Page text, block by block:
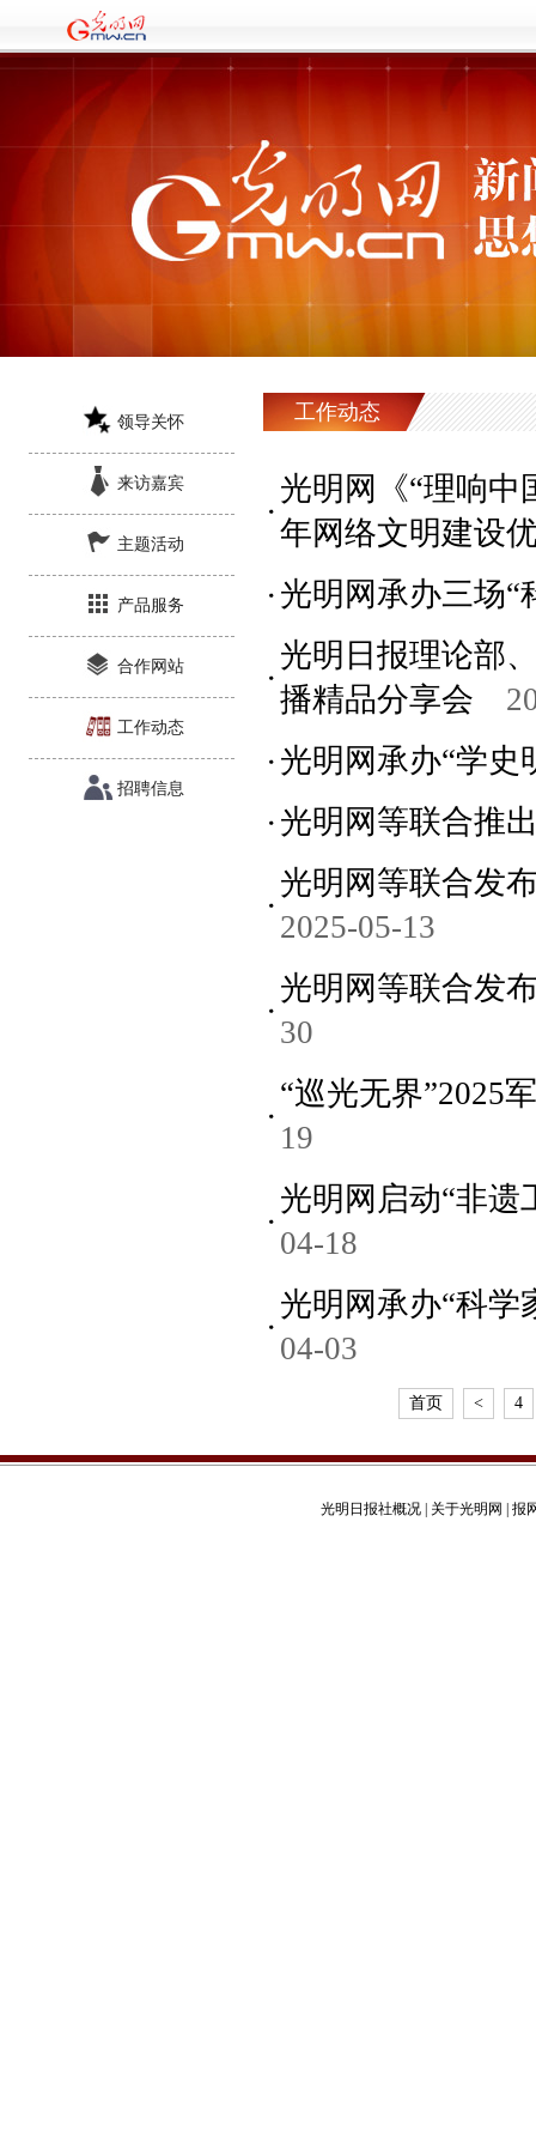
领导关怀
来访嘉宾
主题活动
产品服务
合作网站
工作动态
招聘信息
工作动态
光明网《“理响中
年网络文明建设
光明网承办三场“
光明日报理论部
播精品分享会
光明网承办“学史
光明网等联合推
光明网等联合发
2025-05-13
光明网等联合发
30
“巡光无界”2025
19
光明网启动“非遗
04-18
光明网承办“科学
04-03
首页 < 4
光明日报社概况 关于光明网 报